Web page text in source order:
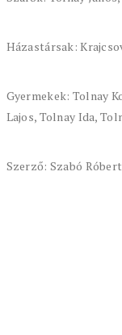
Házastársak:
Gyermekek: Tolnay
Lajos, Tolnay Ida,
Szerző: Szabó Róbert